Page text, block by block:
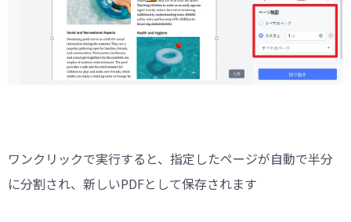
ワンクリックで実行すると、指定したページが自動で半分
に分割され、新しいPDFとして保存されます